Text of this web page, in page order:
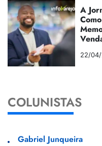
A
22/
COLUNISTAS
Gabriel Junqueira